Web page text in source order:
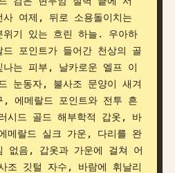
여제, 뒤로 소용돌이치는
기 있는 흐린 하늘. 우아하
포인트가 들어간 천상의 골
는 피부, 날카로운 엘프 이
눈동자, 불사조 문양이 새겨
에메랄드 포인트와 전투 흔
시드 골드 해부학적 갑옷, 바
메랄드 실크 가운, 다리를 완
없음, 갑옷과 가운에 걸쳐 어
조 깃털 자수, 바람에 휘날리